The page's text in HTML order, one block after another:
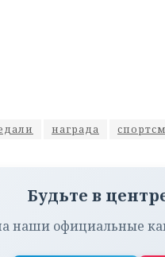
награда
Будьте в
наши официальные